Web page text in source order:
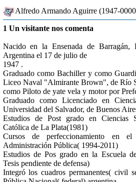
Alfredo Armando Aguirre (1947-
1 Un visitante nos comenta
Nacido en la Ensenada de Barragán,
Argentina el 17 de julio de
1947 .
Graduado como Bachiller y como
Liceo Naval "Almirante Brown", de Río
como Piloto de yate vela y motor por
Graduado como Licenciado en
Universidad del Salvador, de Buenos
Estudios de Post grado en Ciencias
Católica de La Plata(1981)
Cursos de perfeccionamiento en
Administración Pública( 1994-2011)
Estudios de Pos grado en la Escuela
Tesis pendiente de defensa)
Integró los cuadros permanentes( civil